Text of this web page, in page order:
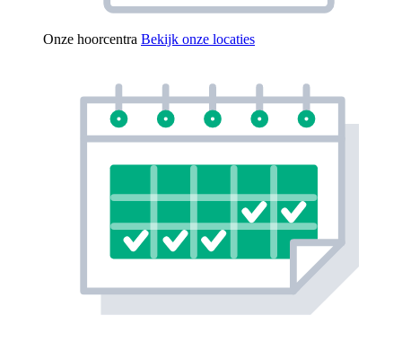
Onze hoorcentra Bekijk onze locaties